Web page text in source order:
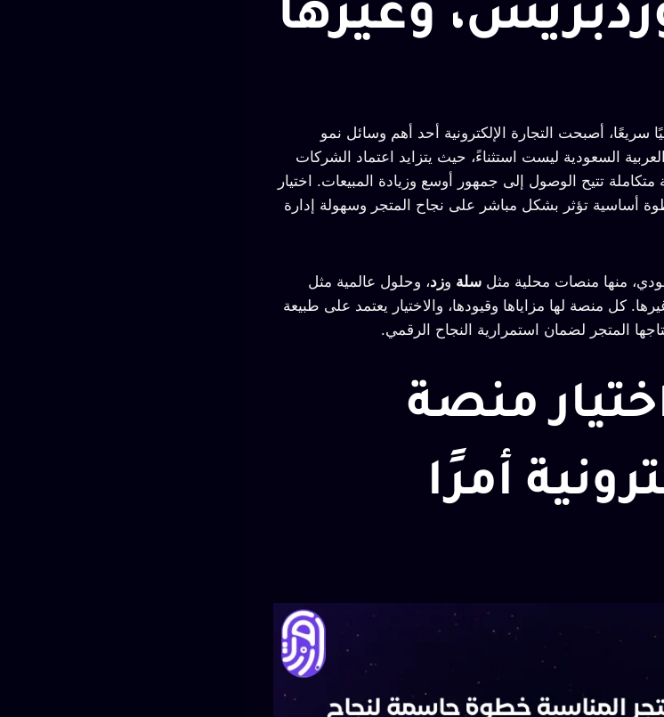
وغيرها
سريعًا، أصبحت التجارة الإلكترونية أحد أهم وسائل نمو
السعودية ليست استثناءً، حيث يتزايد اعتماد الشركات
متكاملة تتيح الوصول إلى جمهور أوسع وزيادة المبيعات. اختيار
خطوة أساسية تؤثر بشكل مباشر على نجاح المتجر وسهولة إدارة
منها منصات محلية مثل سلة وزد، وحلول عالمية مثل
كل منصة لها مزاياها وقيودها، والاختيار يعتمد على طبيعة
المتجر لضمان استمرارية النجاح الرقمي.
منصة
أمرًا